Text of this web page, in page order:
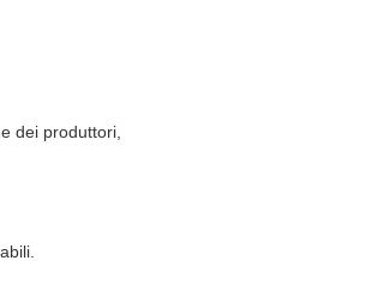
dei produttori,